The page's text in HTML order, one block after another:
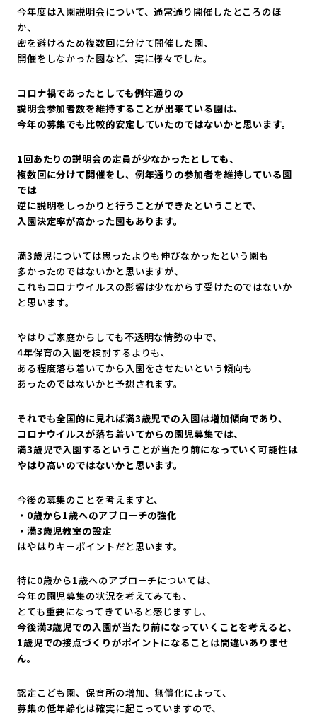
今年度は入園説明会について、通常通り開催したところのほ
か、
密を避けるため複数回に分けて開催した園、
開催をしなかった園など、実に様々でした。
コロナ禍であったとしても例年通りの
説明会参加者数を維持することが出来ている園は、
今年の募集でも比較的安定していたのではないかと思います。
1回あたりの説明会の定員が少なかったとしても、
複数回に分けて開催をし、例年通りの参加者を維持している園
では
逆に説明をしっかりと行うことができたということで、
入園決定率が高かった園もあります。
満3歳児については思ったよりも伸びなかったという園も
多かったのではないかと思いますが、
これもコロナウイルスの影響は少なからず受けたのではないか
と思います。
やはりご家庭からしても不透明な情勢の中で、
4年保育の入園を検討するよりも、
ある程度落ち着いてから入園をさせたいという傾向も
あったのではないかと予想されます。
それでも全国的に見れば満3歳児での入園は増加傾向であり、
コロナウイルスが落ち着いてからの園児募集では、
満3歳児で入園するということが当たり前になっていく可能性は
やはり高いのではないかと思います。
今後の募集のことを考えますと、
・0歳から1歳へのアプローチの強化
・満3歳児教室の設定
はやはりキーポイントだと思います。
特に0歳から1歳へのアプローチについては、
今年の園児募集の状況を考えてみても、
とても重要になってきていると感じますし、
今後満3歳児での入園が当たり前になっていくことを考えると、
1歳児での接点づくりがポイントになることは間違いありませ
ん。
認定こども園、保育所の増加、無償化によって、
募集の低年齢化は確実に起こっていますので、